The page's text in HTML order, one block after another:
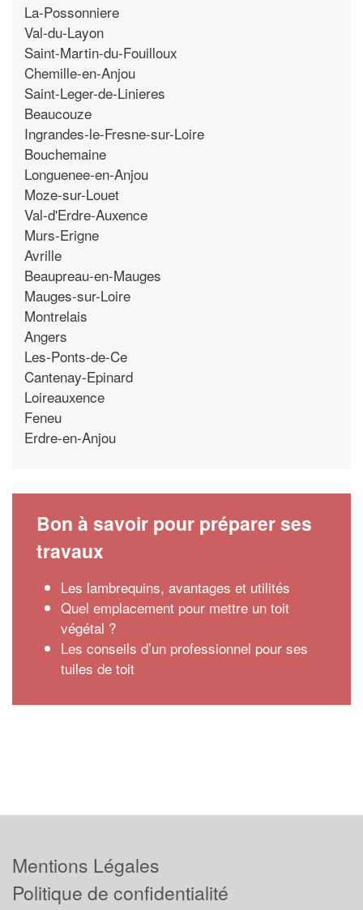
La-Possonniere
Val-du-Layon
Saint-Martin-du-Fouilloux
Chemille-en-Anjou
Saint-Leger-de-Linieres
Beaucouze
Ingrandes-le-Fresne-sur-Loire
Bouchemaine
Longuenee-en-Anjou
Moze-sur-Louet
Val-d'Erdre-Auxence
Murs-Erigne
Avrille
Beaupreau-en-Mauges
Mauges-sur-Loire
Montrelais
Angers
Les-Ponts-de-Ce
Cantenay-Epinard
Loireauxence
Feneu
Erdre-en-Anjou
Bon à savoir pour préparer ses
travaux
Les lambrequins, avantages et utilités
Quel emplacement pour mettre un toit
végétal ?
Les conseils d’un professionnel pour ses
tuiles de toit
Mentions Légales
Politique de confidentialité